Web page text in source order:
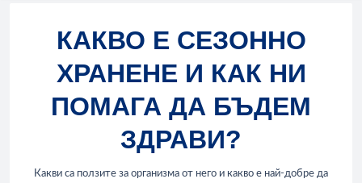
КАКВО Е СЕЗОННО
ХРАНЕНЕ И КАК НИ
ПОМАГА ДА БЪДЕМ
ЗДРАВИ?
Какви са ползите за организма от него и какво е най-добре да